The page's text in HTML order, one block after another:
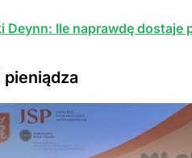
Deynn: Ile naprawdę dostaje